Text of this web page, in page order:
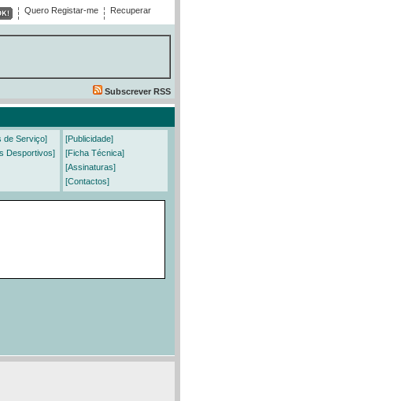
Quero Registar-me
Recuperar
Subscrever RSS
de Serviço]
Desportivos]
[Publicidade]
[Ficha Técnica]
[Assinaturas]
[Contactos]